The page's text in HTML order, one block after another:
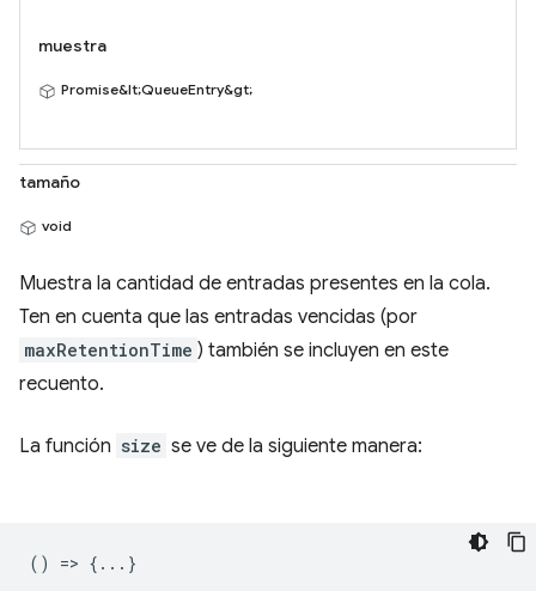
muestra
Promise&lt;QueueEntry&gt;
tamaño
void
Muestra la cantidad de entradas presentes en la cola.
Ten en cuenta que las entradas vencidas (por
maxRetentionTime ) también se incluyen en este
recuento.
La función size se ve de la siguiente manera:
() => {...}